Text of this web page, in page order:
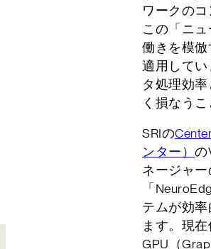
ワークの
この「ニ
働きを模
適用して
タ処理効
く損なう
SRIの
ンター） の
ネージャー
「
テムが効
ます。現
GPU（